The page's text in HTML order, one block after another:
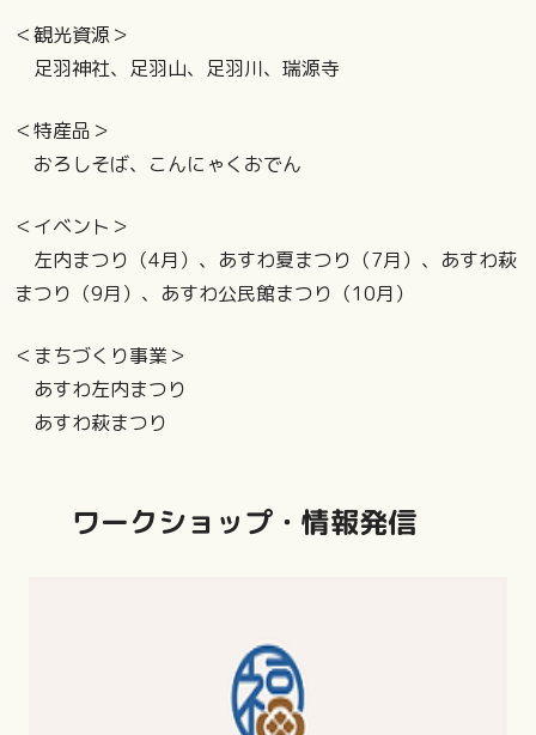
＜観光資源＞
足羽神社、足羽山、足羽川、瑞源寺
＜特産品＞
おろしそば、こんにゃくおでん
＜イベント＞
左内まつり（4月）、あすわ夏まつり（7月）、あすわ萩
まつり（9月）、あすわ公民館まつり（10月）
＜まちづくり事業＞
あすわ左内まつり
あすわ萩まつり
ワークショップ・情報発信